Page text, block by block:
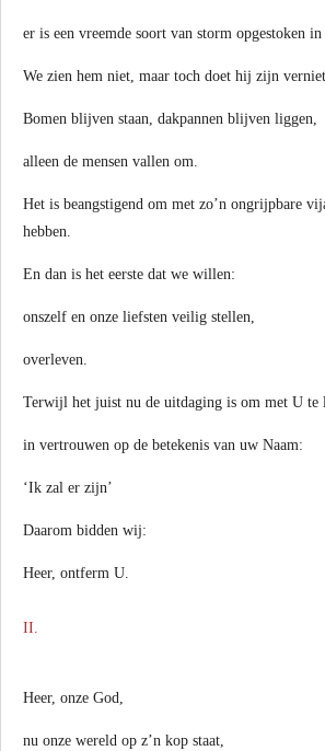
er is een vreemde soort van storm opgestoken
We zien hem niet, maar toch doet hij zijn
Bomen blijven staan, dakpannen blijven liggen,
alleen de mensen vallen om.
Het is beangstigend om met zo’n ongrijpbare
hebben.
En dan is het eerste dat we willen:
onszelf en onze liefsten veilig stellen,
overleven.
Terwijl het juist nu de uitdaging is om met U te
in vertrouwen op de betekenis van uw Naam:
‘Ik zal er zijn’
Daarom bidden wij:
Heer, ontferm U.
II.
Heer, onze God,
nu onze wereld op z’n kop staat,